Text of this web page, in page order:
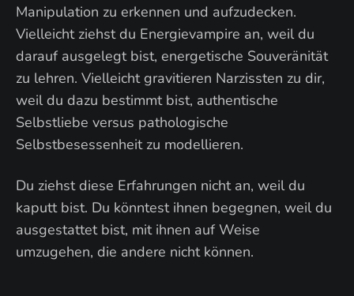
Manipulation zu erkennen und aufzudecken.
Vielleicht ziehst du Energievampire an, weil du
darauf ausgelegt bist, energetische Souveränität
zu lehren. Vielleicht gravitieren Narzissten zu dir,
weil du dazu bestimmt bist, authentische
Selbstliebe versus pathologische
Selbstbesessenheit zu modellieren.
Du ziehst diese Erfahrungen nicht an, weil du
kaputt bist. Du könntest ihnen begegnen, weil du
ausgestattet bist, mit ihnen auf Weise
umzugehen, die andere nicht können.